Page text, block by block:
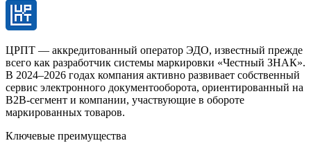
ЦРПТ — аккредитованный оператор ЭДО, известный прежде
всего как разработчик системы маркировки «Честный ЗНАК».
В 2024–2026 годах компания активно развивает собственный
сервис электронного документооборота, ориентированный на
B2B-сегмент и компании, участвующие в обороте
маркированных товаров.
Ключевые преимущества